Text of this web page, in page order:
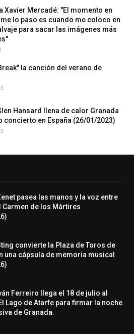
Xavier Mercadé: "El momento en
lo paso es cuando me coloco en
para sacar las imágenes más
la canción del verano de
Hansard llena de calor Granada
concierto en España (26/01/2023)
pasea las manos y la voz entre
Carmen de los Mártires
convierte la Plaza de Toros de
una cápsula de memoria musical
Ferreiro llega el 18 de julio al
Lago de Atarfe para firmar la noche
de Granada.